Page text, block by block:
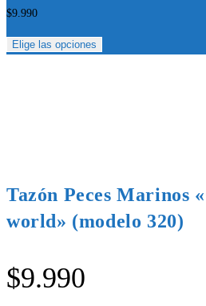
$9.990
Elige las opciones
Tazón Peces Marinos
world» (modelo 320)
$9.990